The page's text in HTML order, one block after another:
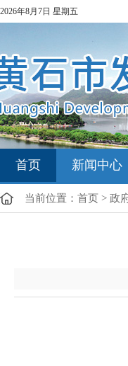
2026年8月7日 星期五
首页 新闻中心
当前位置： 首页 > 政